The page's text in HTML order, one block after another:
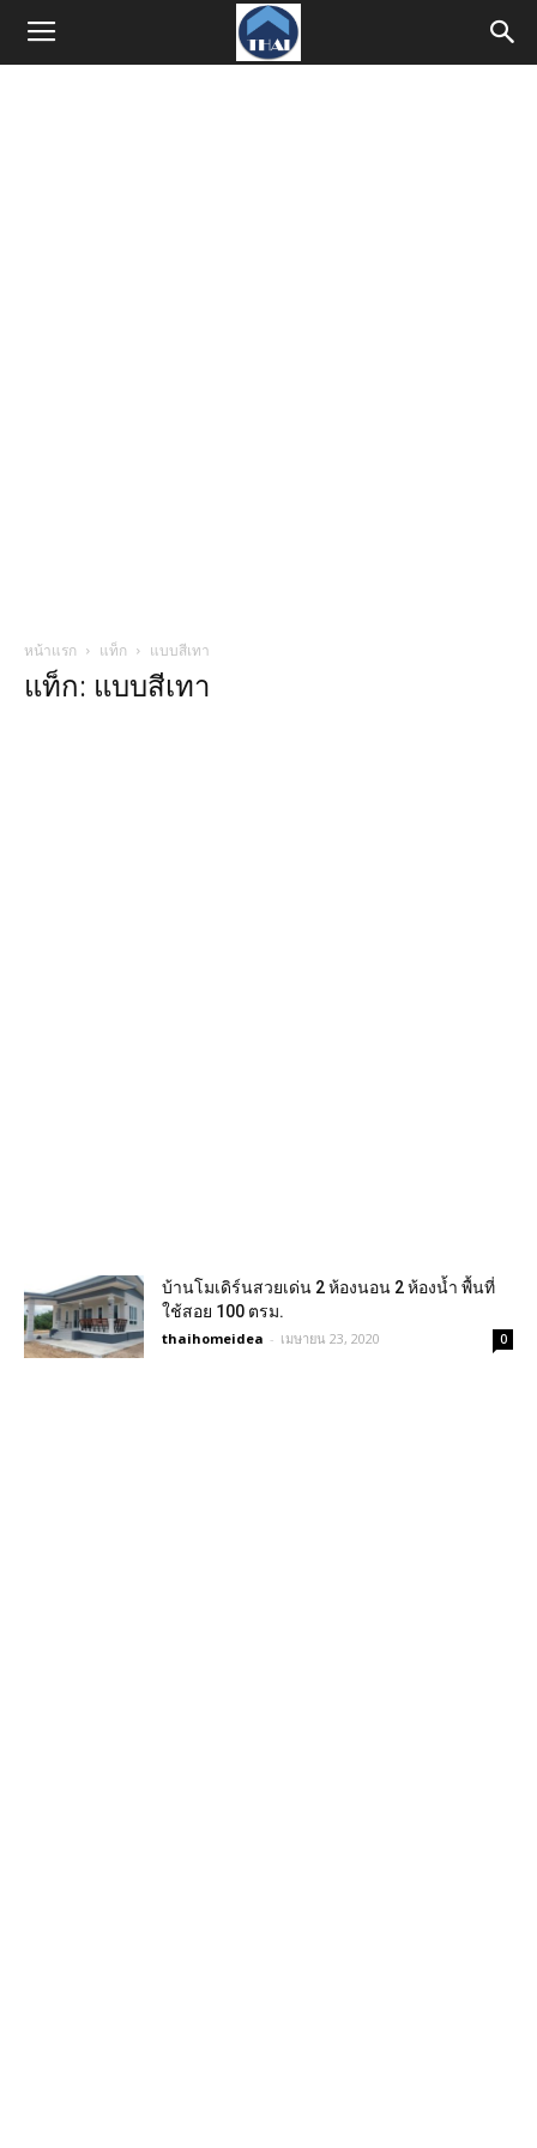
หน้าแรก แท็ก แบบสีเทา
แท็ก: แบบสีเทา
บ้านโมเดิร์นสวยเด่น 2 ห้องนอน 2 ห้องน้ำ พื้นที่
ใช้สอย 100 ตรม.
thaihomeidea - เมษายน 23, 2020 0